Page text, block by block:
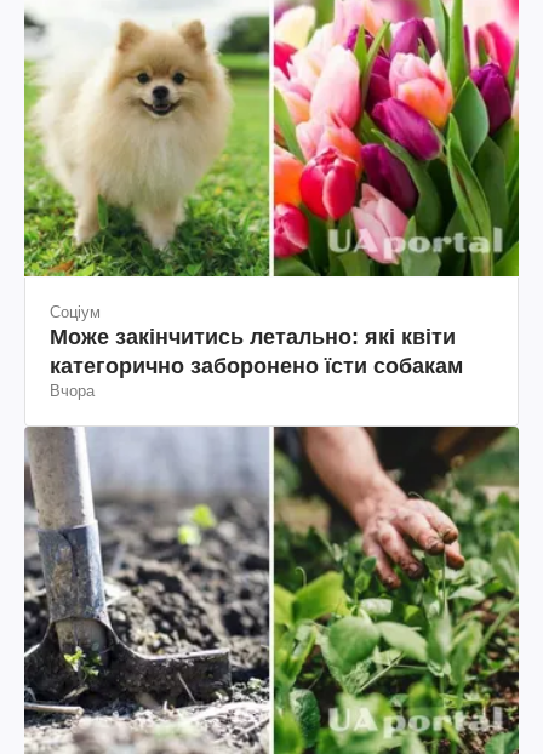
Соціум
Може закінчитись летально: які квіти
категорично заборонено їсти собакам
Вчора